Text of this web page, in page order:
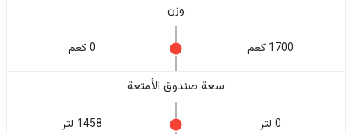
وزن
1700 كغم 0 كغم
سعة صندوق الأمتعة
0 لتر 1458 لتر